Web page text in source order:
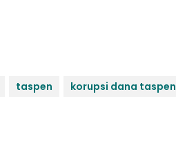
taspen korupsi dana taspen